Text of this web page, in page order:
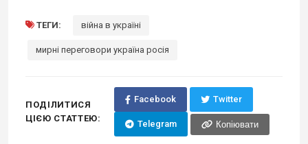
ТЕГИ: війна в україні
мирні переговори україна росія
ПОДІЛИТИСЯ
ЦІЄЮ СТАТТЕЮ:
Facebook Twitter
Telegram Копіювати